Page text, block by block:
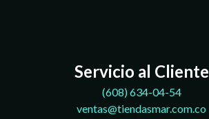
Servicio al Cliente
(608) 634-04-54
ventas@tiendasmar.com.co